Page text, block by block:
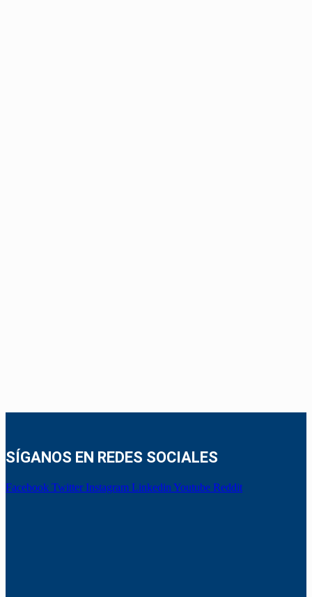
SÍGANOS EN REDES SOCIALES
Facebook Twitter Instagram Linkedin Youtube Reddit